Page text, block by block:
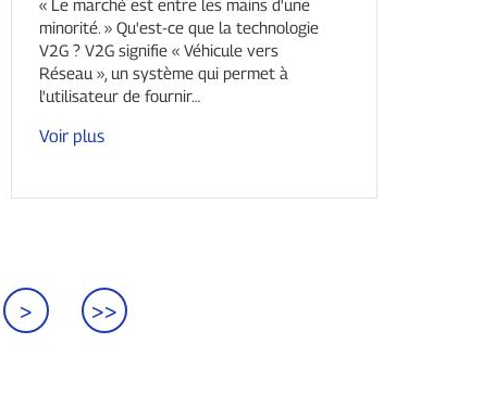
« Le marché est entre les mains d'une
minorité. » Qu'est-ce que la technologie
V2G ? V2G signifie « Véhicule vers
Réseau », un système qui permet à
l'utilisateur de fournir…
Voir plus
> >>